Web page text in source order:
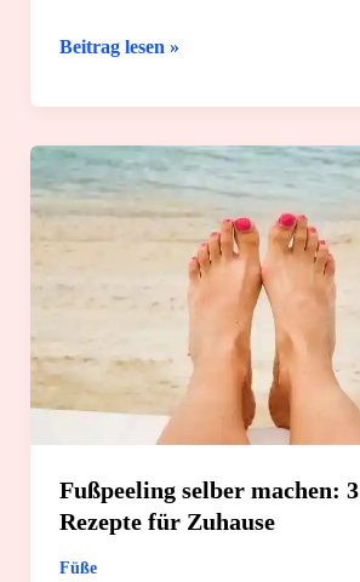
Deine
7
Tipps
gegen
Schlafstörungen
Beitrag lesen »
Fußpeeling selber machen:
Rezepte für Zuhause
Füße